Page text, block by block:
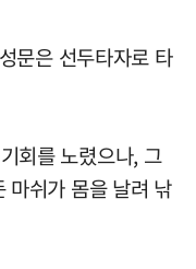
문은 선두타자로 타
회를 노렸으나, 그
마쉬가 몸을 날려 낚